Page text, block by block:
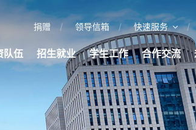
捐赠 领导信箱 快速服务
队伍 招生就业 学生工作 合作交流